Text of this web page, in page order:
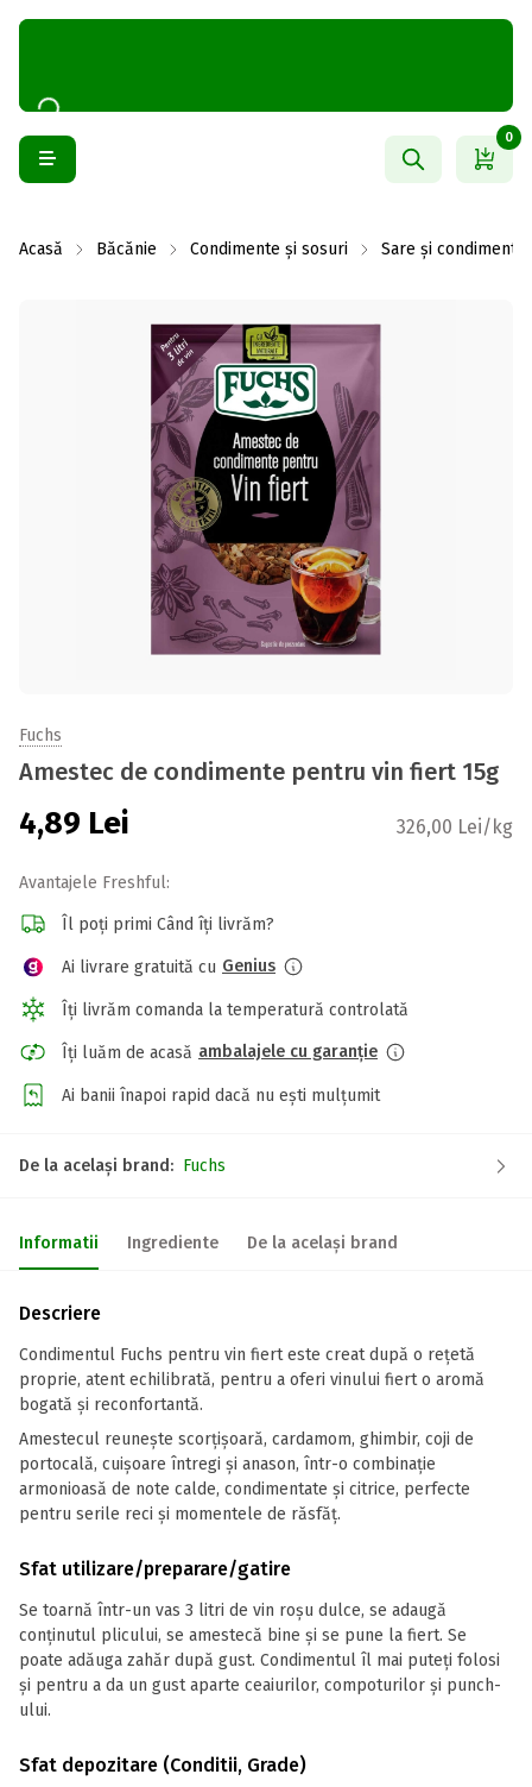
0
Acasă Băcănie Condimente și sosuri Sare și condimente
Fuchs
Amestec de condimente pentru vin fiert 15g
4,89 Lei 326,00 Lei/kg
Avantajele Freshful:
Îl poți primi Când îți livrăm?
Ai livrare gratuită cu Genius
Îți livrăm comanda la temperatură controlată
Îți luăm de acasă ambalajele cu garanție
Ai banii înapoi rapid dacă nu ești mulțumit
De la același brand: Fuchs
Informatii Ingrediente De la același brand
Descriere
Condimentul Fuchs pentru vin fiert este creat după o rețetă
proprie, atent echilibrată, pentru a oferi vinului fiert o aromă
bogată și reconfortantă.
Amestecul reunește scorțișoară, cardamom, ghimbir, coji de
portocală, cuișoare întregi și anason, într-o combinație
armonioasă de note calde, condimentate și citrice, perfecte
pentru serile reci și momentele de răsfăț.
Sfat utilizare/preparare/gatire
Se toarnă într-un vas 3 litri de vin roșu dulce, se adaugă
conținutul plicului, se amestecă bine și se pune la fiert. Se
poate adăuga zahăr după gust. Condimentul îl mai puteți folosi
și pentru a da un gust aparte ceaiurilor, compoturilor și punch-
ului.
Sfat depozitare (Conditii, Grade)